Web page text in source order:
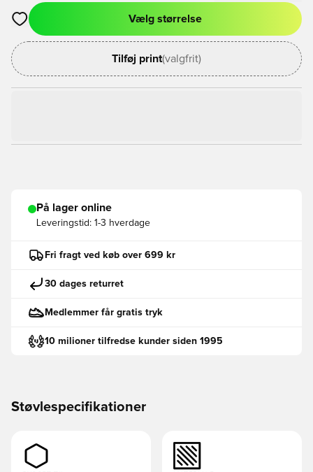
Åbner en Modal til at logge ind eller tilmelde dig som medlem
Vælg størrelse
Tilføj print(valgfrit)
På lager online
Leveringstid: 1-3 hverdage
Fri fragt ved køb over 699 kr
30 dages returret
Medlemmer får gratis tryk
10 milioner tilfredse kunder siden 1995
Støvlespecifikationer